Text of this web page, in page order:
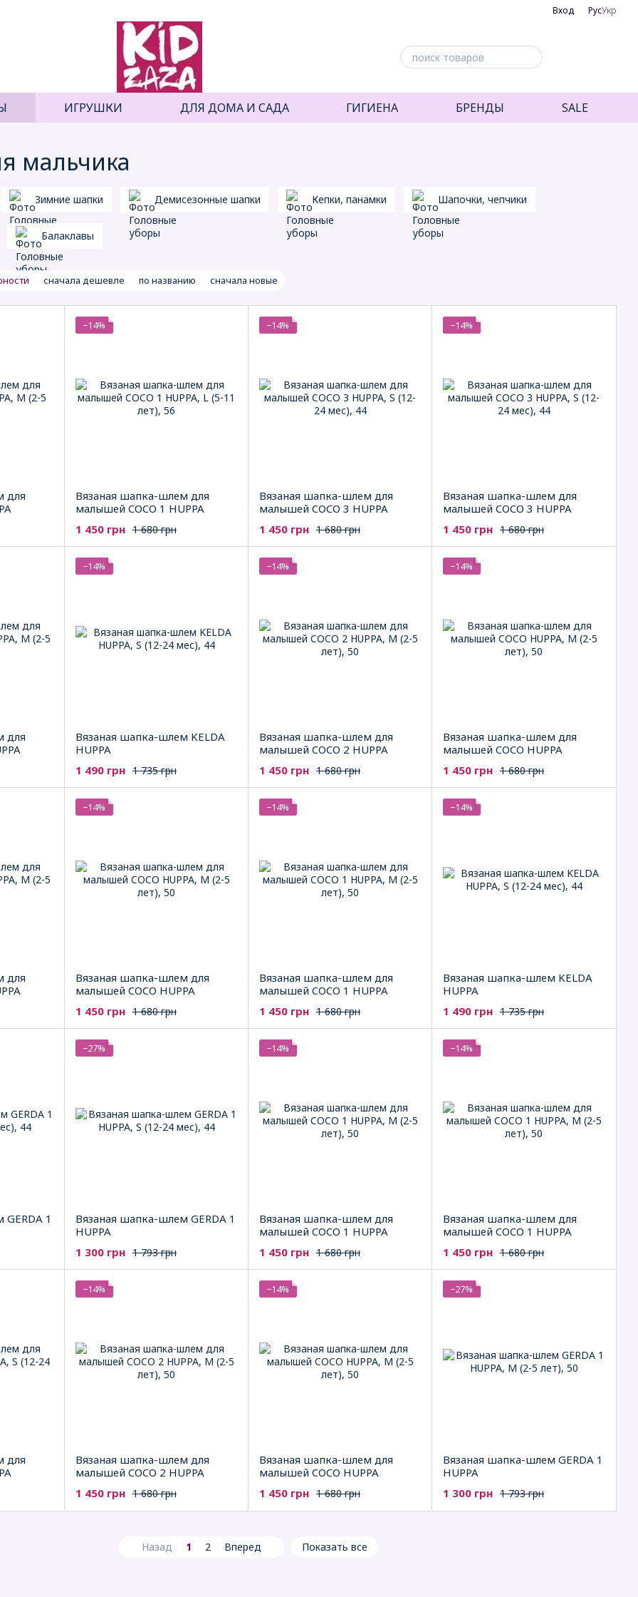
Вход РусУкр
ИГРУШКИ ДЛЯ ДОМА И САДА ГИГИЕНА БРЕНДЫ SALE
мальчика
Зимние шапки Демисезонные шапки Кепки, панамки Шапочки, чепчики
Балаклавы
сначала дешевле по названию сначала новые
для
−14%
Вязаная шапка-шлем для
малышей COCO 1 HUPPA
1 680 грн
1 450 грн
−14%
Вязаная шапка-шлем для
малышей COCO 3 HUPPA
1 680 грн
1 450 грн
−14%
Вязаная шапка-шлем для
малышей COCO 3 HUPPA
1 680 грн
1 450 грн
для
−14%
Вязаная шапка-шлем KELDA
HUPPA
1 735 грн
1 490 грн
−14%
Вязаная шапка-шлем для
малышей COCO 2 HUPPA
1 680 грн
1 450 грн
−14%
Вязаная шапка-шлем для
малышей COCO HUPPA
1 680 грн
1 450 грн
для
−14%
Вязаная шапка-шлем для
малышей COCO HUPPA
1 680 грн
1 450 грн
−14%
Вязаная шапка-шлем для
малышей COCO 1 HUPPA
1 680 грн
1 450 грн
−14%
Вязаная шапка-шлем KELDA
HUPPA
1 735 грн
1 490 грн
1
−27%
Вязаная шапка-шлем GERDA 1
HUPPA
1 793 грн
1 300 грн
−14%
Вязаная шапка-шлем для
малышей COCO 1 HUPPA
1 680 грн
1 450 грн
−14%
Вязаная шапка-шлем для
малышей COCO 1 HUPPA
1 680 грн
1 450 грн
для
−14%
Вязаная шапка-шлем для
малышей COCO 2 HUPPA
1 680 грн
1 450 грн
−14%
Вязаная шапка-шлем для
малышей COCO HUPPA
1 680 грн
1 450 грн
−27%
Вязаная шапка-шлем GERDA 1
HUPPA
1 793 грн
1 300 грн
Назад 1 2 Вперед Показать все